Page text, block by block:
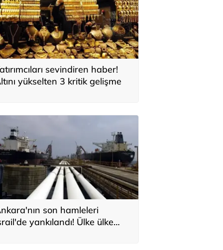
sevindiren haber!
yükselten 3 kritik gelişme
son hamleleri
yankılandı! Ülke ülke